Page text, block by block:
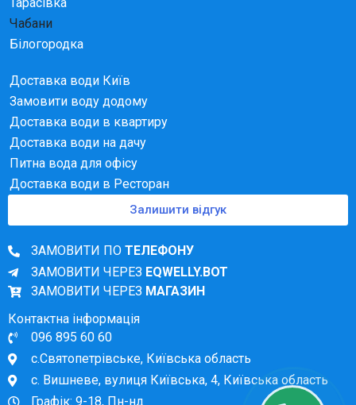
Чабани
Білогородка
Доставка води Київ
Замовити воду додому
Доставка води в квартиру
Доставка води на дачу
Питна вода для офісу
Доставка води в Ресторан
Залишити відгук
ЗАМОВИТИ ПО ТЕЛЕФОНУ
ЗАМОВИТИ ЧЕРЕЗ EQWELLY.BOT
ЗАМОВИТИ ЧЕРЕЗ МАГАЗИН
Контактна інформація
096 895 60 60
с.Святопетрівське, Київська область
с. Вишневе, вулиця Київська, 4, Київська область
Графік: 9-18, Пн-нд